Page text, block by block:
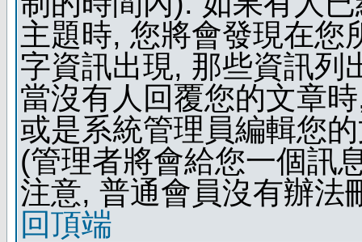
主題時, 您將會發現在您
字資訊出現, 那些資訊列
當沒有人回覆您的文章
或是系統管理員編輯您
(管理者將會給您一個訊
注意, 普通會員沒有辦法
回頂端